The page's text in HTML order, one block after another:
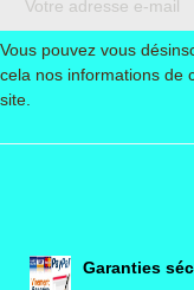
Vous pouvez vous
cela nos informations de
site.
Garanties